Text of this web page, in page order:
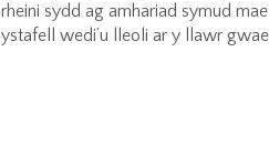
rheini sydd ag amhariad symud
ystafell wedi’u lleoli ar y llawr